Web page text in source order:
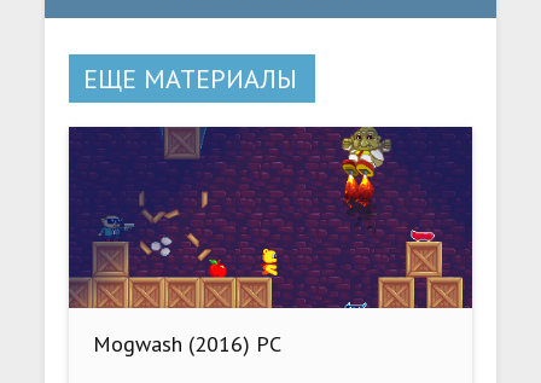
ЕЩЕ МАТЕРИАЛЫ
Mogwash (2016) PC